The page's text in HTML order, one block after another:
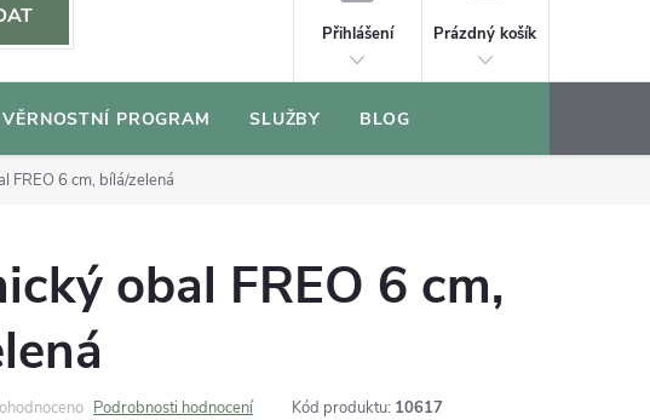
Přihlášení
Prázdný košík
VĚRNOSTNÍ PROGRAM SLUŽBY BLOG
FREO 6 cm, bílá/zelená
obal FREO 6 cm,
Podrobnosti hodnocení Kód produktu: 10617